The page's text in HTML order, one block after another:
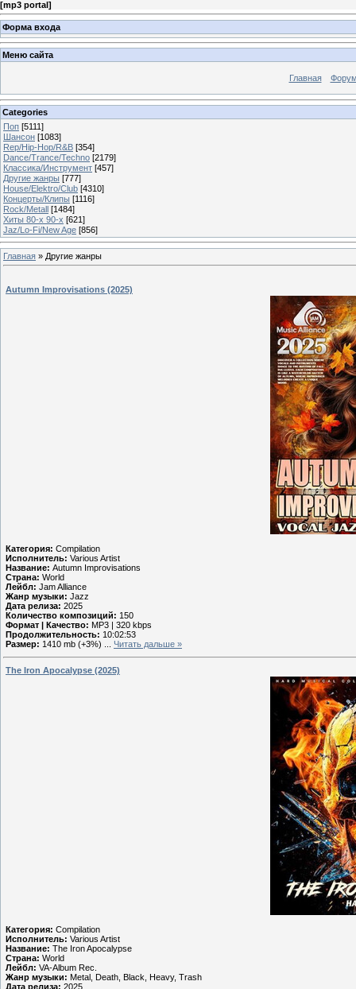
[mp3 portal]
Форма входа
Меню сайта
Главная
Categories
Поп [5111]
Шансон [1083]
Rep/Hip-Hop/R&B [354]
Dance/Trance/Techno [2179]
Классика/Инструмент [457]
Другие жанры [777]
House/Elektro/Club [4310]
Концерты/Клипы [1116]
Rock/Metall [1484]
Хиты 80-х 90-х [621]
Jaz/Lo-Fi/New Age [856]
Главная » Другие жанры
Autumn Improvisations (2025)
Категория: Compilation
Исполнитель: Various Artist
Название: Autumn Improvisations
Страна: World
Лейбл: Jam Alliance
Жанр музыки: Jazz
Дата релиза: 2025
Количество композиций: 150
Формат | Качество: MP3 | 320 kbps
Продолжительность: 10:02:53
Размер: 1410 mb (+3%) Читать дальше »
The Iron Apocalypse (2025)
Категория: Compilation
Исполнитель: Various Artist
Название: The Iron Apocalypse
Страна: World
Лейбл: VA-Album Rec.
Жанр музыки: Metal, Death, Black, Heavy, Trash
Дата релиза: 2025